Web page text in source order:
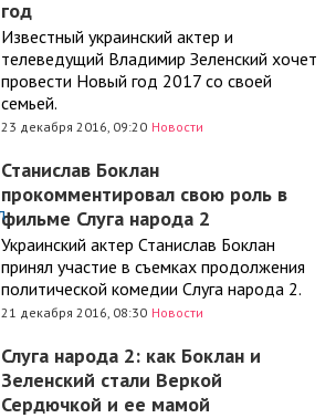
год
Известный украинский актер и
телеведущий Владимир Зеленский хочет
провести Новый год 2017 со своей
семьей.
23 декабря 2016, 09:20 Новости
Станислав Боклан
прокомментировал свою роль в
фильме Слуга народа 2
Украинский актер Станислав Боклан
принял участие в съемках продолжения
политической комедии Слуга народа 2.
21 декабря 2016, 08:30 Новости
Слуга народа 2: как Боклан и
Зеленский стали Веркой
Сердючкой и ее мамой